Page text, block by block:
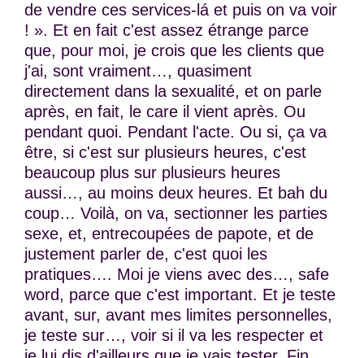
de vendre ces services-lá et puis on va voir
! ». Et en fait c'est assez étrange parce
que, pour moi, je crois que les clients que
j'ai, sont vraiment…, quasiment
directement dans la sexualité, et on parle
après, en fait, le care il vient après. Ou
pendant quoi. Pendant l'acte. Ou si, ça va
être, si c'est sur plusieurs heures, c'est
beaucoup plus sur plusieurs heures
aussi…, au moins deux heures. Et bah du
coup… Voilà, on va, sectionner les parties
sexe, et, entrecoupées de papote, et de
justement parler de, c'est quoi les
pratiques…. Moi je viens avec des…, safe
word, parce que c'est important. Et je teste
avant, sur, avant mes limites personnelles,
je teste sur…, voir si il va les respecter et